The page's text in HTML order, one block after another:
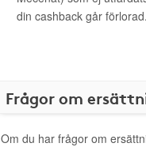
din cashback går förlorad.
Frågor om
Om du har frågor om